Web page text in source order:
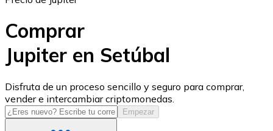
USD Coin
USDC
Comprar
Jupiter en Setúbal
Disfruta de un proceso sencillo y seguro para comprar,
vender e intercambiar criptomonedas.
Empezar